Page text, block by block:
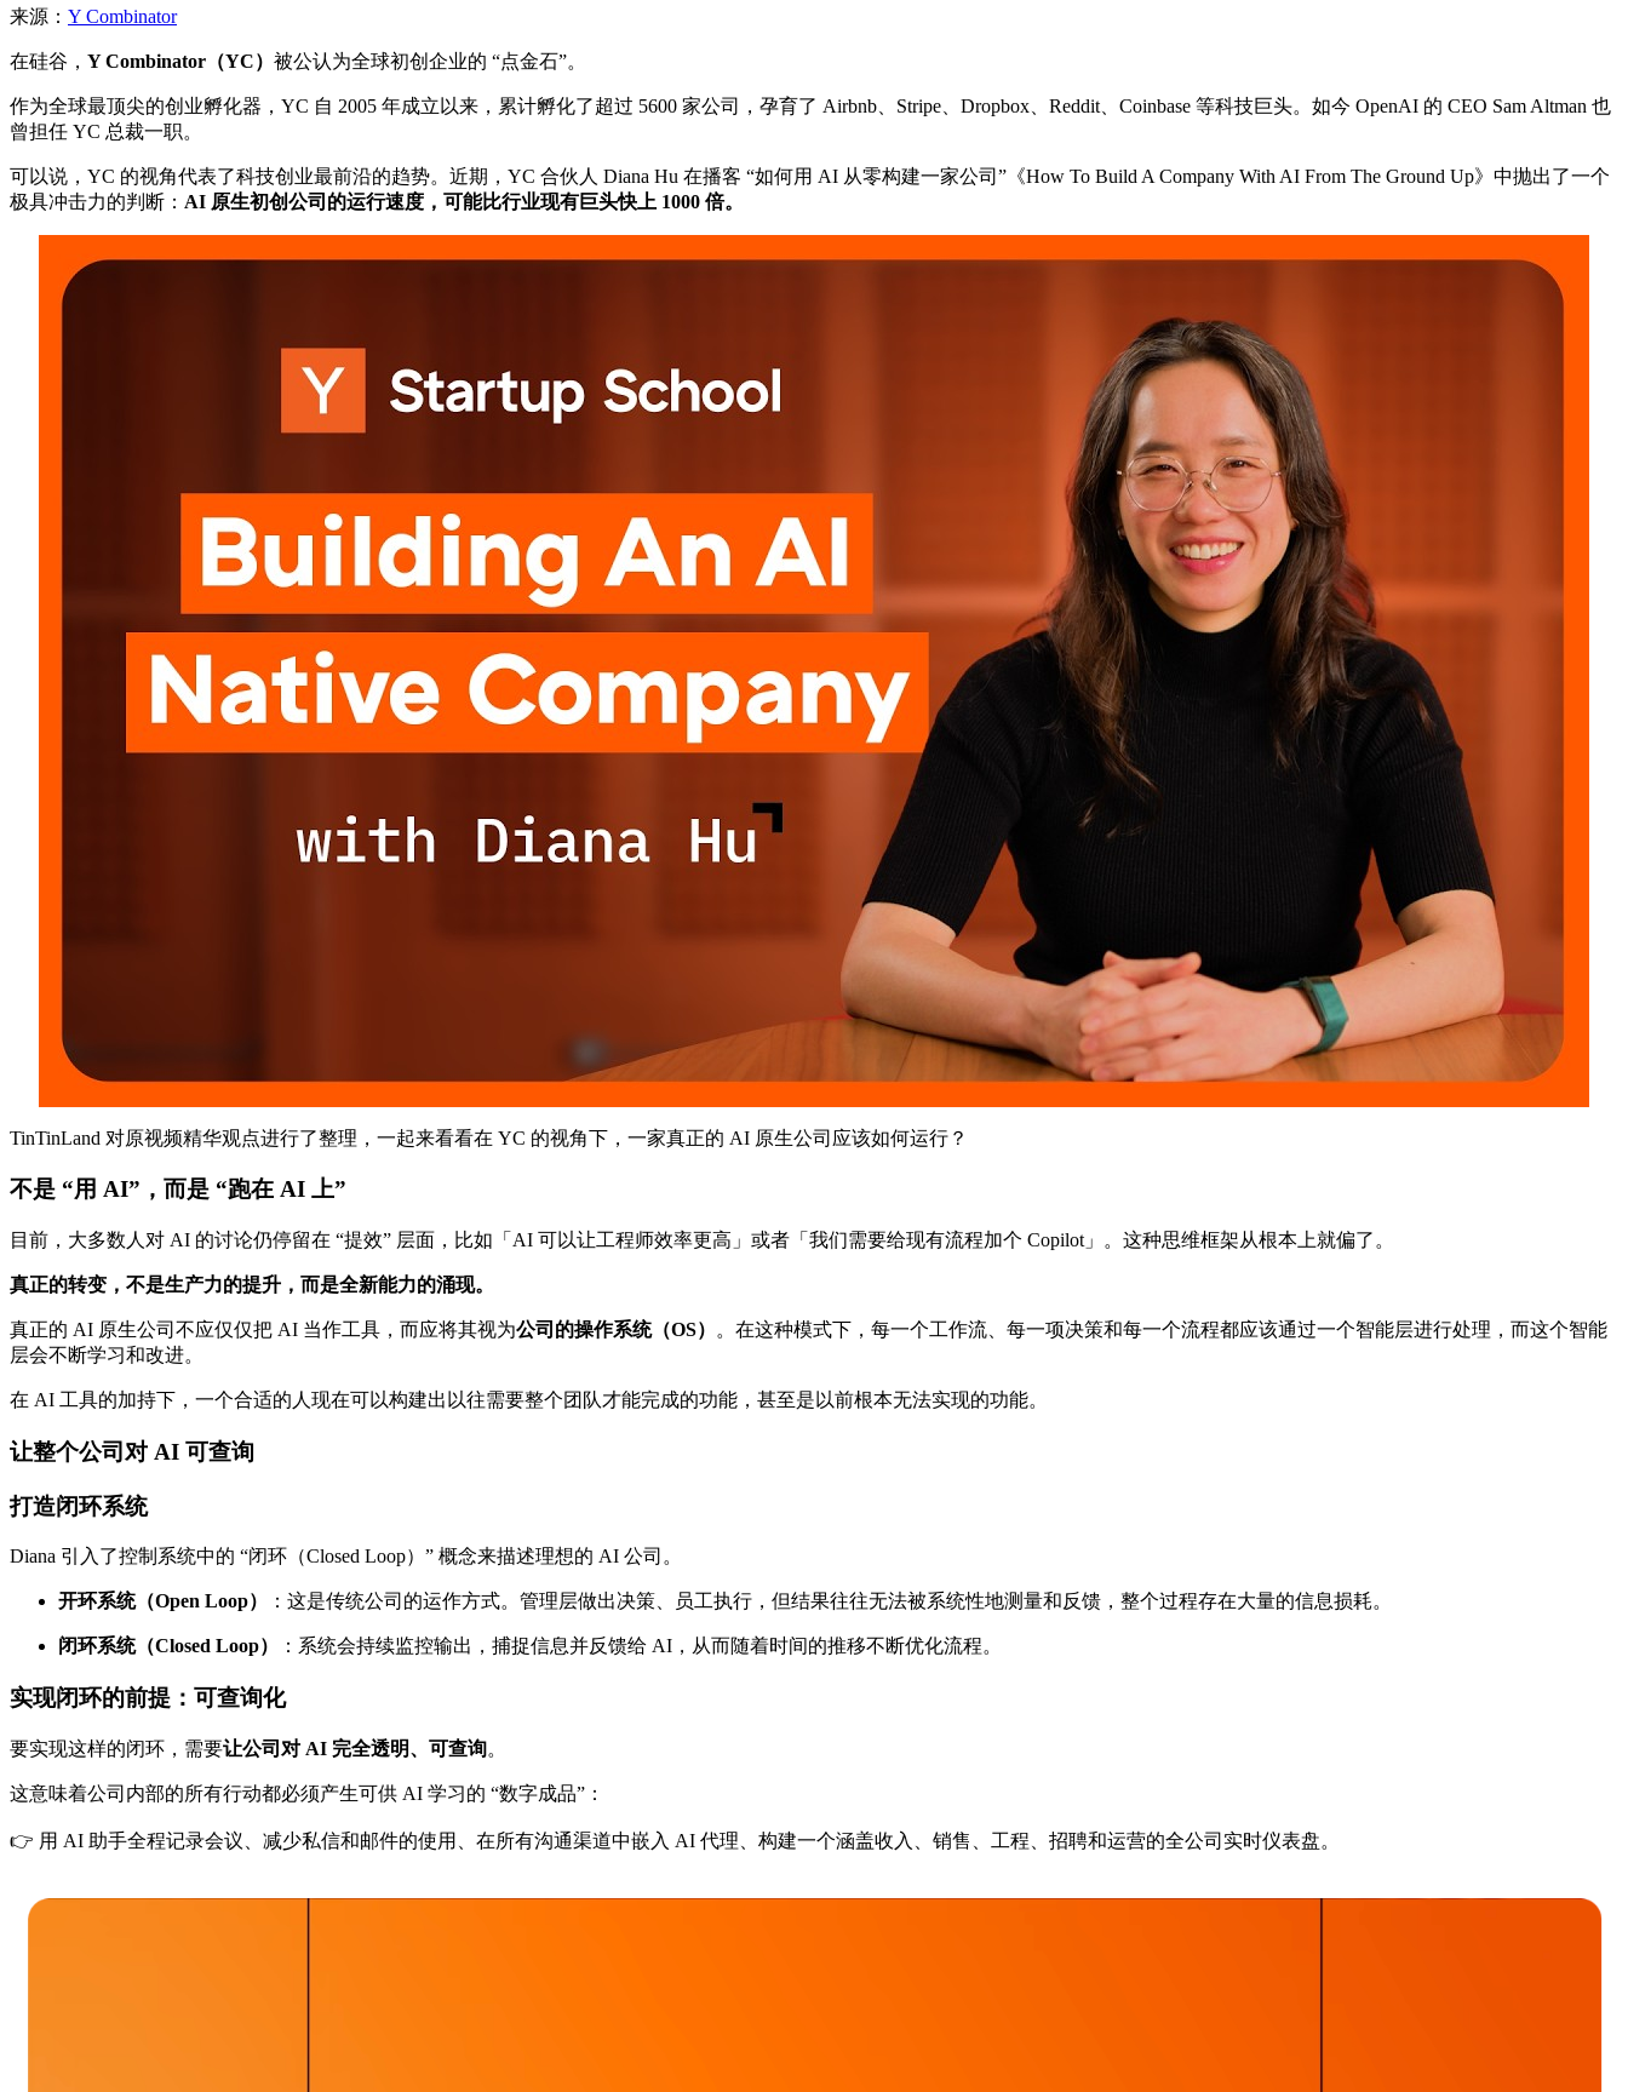
来源： Y Combinator
在硅谷， Y Combinator（YC） 被公认为全球初创企业的 “点金石”。
作为全球最顶尖的创业孵化器，YC 自 2005 年成立以来，累计孵化了超过 5600 家公司，孕育了 Airbnb、Stripe、Dropbox、Reddit、Coinbase 等科技巨头。如今 OpenAI 的 CEO Sam Altman 也
曾担任 YC 总裁一职。
可以说，YC 的视角代表了科技创业最前沿的趋势。近期，YC 合伙人 Diana Hu 在播客 “如何用 AI 从零构建一家公司”《How To Build A Company With AI From The Ground Up》中抛出了一个
极具冲击力的判断： AI 原生初创公司的运行速度，可能比行业现有巨头快上 1000 倍。
TinTinLand 对原视频精华观点进行了整理，一起来看看在 YC 的视角下，一家真正的 AI 原生公司应该如何运行？
不是 “用 AI”，而是 “跑在 AI 上”
目前，大多数人对 AI 的讨论仍停留在 “提效” 层面，比如「AI 可以让工程师效率更高」或者「我们需要给现有流程加个 Copilot」。这种思维框架从根本上就偏了。
真正的转变，不是生产力的提升，而是全新能力的涌现。
真正的 AI 原生公司不应仅仅把 AI 当作工具，而应将其视为公司的操作系统（OS）
。在这种模式下，每一个工作流、每一项决策和每一个流程都应该通过一个智能层进行处理，而这个智能
层会不断学习和改进。
在 AI 工具的加持下，一个合适的人现在可以构建出以往需要整个团队才能完成的功能，甚至是以前根本无法实现的功能。
让整个公司对 AI 可查询
打造闭环系统
Diana 引入了控制系统中的 “闭环（Closed Loop）” 概念来描述理想的 AI 公司。
开环系统（Open Loop） ：这是传统公司的运作方式。管理层做出决策、员工执行，但结果往往无法被系统性地测量和反馈，整个过程存在大量的信息损耗。
闭环系统（Closed Loop） ：系统会持续监控输出，捕捉信息并反馈给 AI，从而随着时间的推移不断优化流程。
实现闭环的前提：可查询化
要实现这样的闭环，需要让公司对 AI 完全透明、可查询。
这意味着公司内部的所有行动都必须产生可供 AI 学习的 “数字成品”：
👉 用 AI 助手全程记录会议、减少私信和邮件的使用、在所有沟通渠道中嵌入 AI 代理、构建一个涵盖收入、销售、工程、招聘和运营的全公司实时仪表盘。